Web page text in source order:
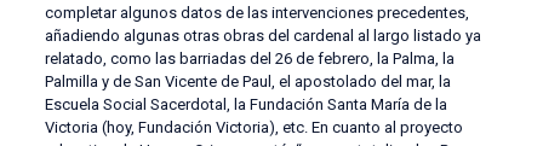
completar algunos datos de las intervenciones precedentes,
añadiendo algunas otras obras del cardenal al largo listado ya
relatado, como las barriadas del 26 de febrero, la Palma, la
Palmilla y de San Vicente de Paul, el apostolado del mar, la
Escuela Social Sacerdotal, la Fundación Santa María de la
Victoria (hoy, Fundación Victoria), etc. En cuanto al proyecto